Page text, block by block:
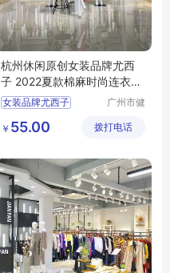
杭州休闲原创女装品牌尤西
子 2022夏款棉麻时尚连衣裙
广州尾货库存
女装品牌尤西子
杭州休闲原创
广州市健
限公司
￥ 55.00 拨打电话